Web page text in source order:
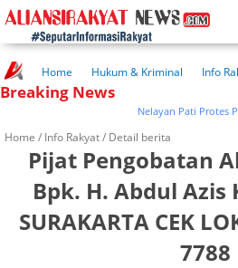
Home Hukum & Kriminal Info
Kuliner Rakyat
Wisata Rakyat
Kesehatan
Breaking News
Nelayan Pati Protes PP
Home / Info Rakyat/ Detail berita
Pijat Pengobatan
Bpk. H. Abdul Azis
SURAKARTA CEK
7788